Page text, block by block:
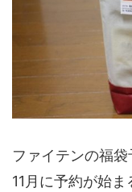
ファイテンの福
11月に予約が始